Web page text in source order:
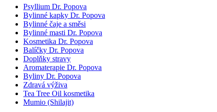
Psyllium Dr. Popova
Bylinné kapky Dr. Popova
Bylinné čaje a směsi
Bylinné masti Dr. Popova
Kosmetika Dr. Popova
Balíčky Dr. Popova
Doplňky stravy
Aromaterapie Dr. Popova
Byliny Dr. Popova
Zdravá výživa
Tea Tree Oil kosmetika
Mumio (Shilajit)